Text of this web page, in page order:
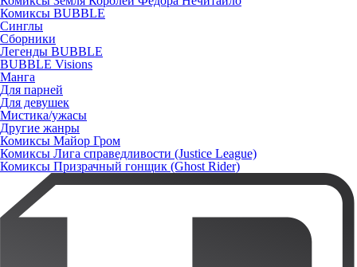
Комиксы BUBBLE
Синглы
Сборники
Легенды BUBBLE
BUBBLE Visions
Манга
Для парней
Для девушек
Мистика/ужасы
Другие жанры
Комиксы Майор Гром
Комиксы Лига справедливости (Justice League)
Комиксы Призрачный гонщик (Ghost Rider)